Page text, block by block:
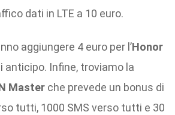
dati in LTE a 10 euro.
aggiungere 4 euro per l’Honor
anticipo. Infine, troviamo la
Master che prevede un bonus di
tutti, 1000 SMS verso tutti e 30